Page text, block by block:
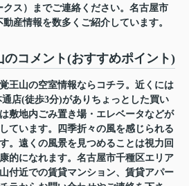
クス）までご連絡ください。名古屋市
産情報を数多くご紹介しています。
コメント(おすすめポイント)
王山の空室情報ならコチラ。近くには
店(徒歩3分)がありちょっとした買い
敷地内ごみ置き場・エレベータなどが
ています。四季折々の風を感じられる
。遠くの風景を見つめることは視力回
的になれます。名古屋市千種区エリア
付近での賃貸マンション、賃貸アパー